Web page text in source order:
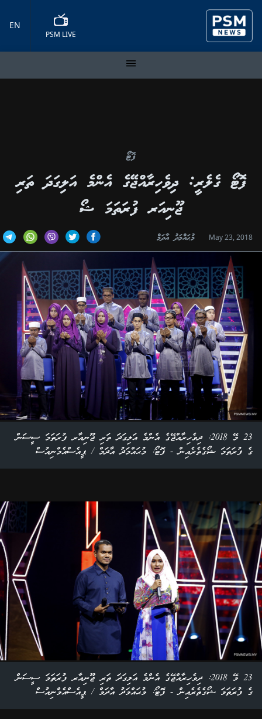
PSM LIVE
EN
ފޮޓޯ
ފޮޓޯ ގެލެރީ: ދިވެހިރާއްޖޭގެ އެންމެ އަލިގަދަ ތަރި
ޖޫނިއަރ ފުރަތަމަ ޝޯ
May 23, 2018 މުޙައްމަދު އާދަމް
23 މޭ 2018: ދިވެހިރާއްޖޭގެ އެންމެ އަލިގަދަ ތަރި ޖޫނިއާރ ފުރަތަމަ ސީސަން
ގެ ފުރަތަމަ ޝޯގެތެރެއިން - ފޮޓޯ: މުޙައްމަދު އާދަމް / ޕީއެސްއެމްނިއުސް
23 މޭ 2018: ދިވެހިރާއްޖޭގެ އެންމެ އަލިގަދަ ތަރި ޖޫނިއާރ ފުރަތަމަ ސީސަން
ގެ ފުރަތަމަ ޝޯގެތެރެއިން - ފޮޓޯ: މުޙައްމަދު އާދަމް / ޕީއެސްއެމްނިއުސް